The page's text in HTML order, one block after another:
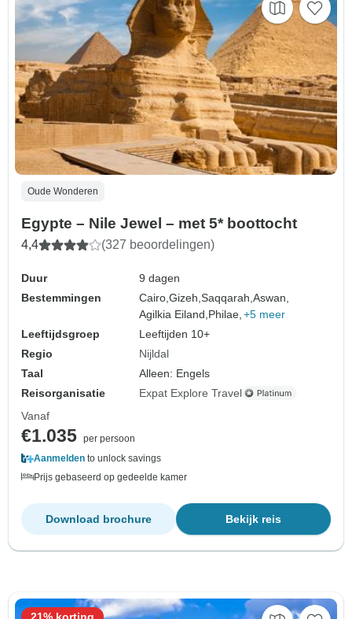
Oude Wonderen
Egypte – Nile Jewel – met 5* boottocht
4,4 (327 beoordelingen)
Duur
9 dagen
Bestemmingen
Cairo,Gizeh,Saqqarah,Aswan,
Agilkia Eiland, Philae, +5 meer
Leeftijdsgroep
Leeftijden 10+
Regio
Nijldal
Taal
Alleen: Engels
Reisorganisatie
Expat Explore Travel
Vanaf
€1.035 per persoon
Aanmelden to unlock savings
Prijs gebaseerd op gedeelde kamer
Bekijk reis
Download brochure
21% korting